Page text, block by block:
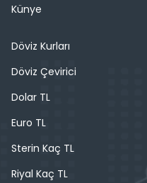
Künye
Döviz Kurları
Döviz Çevirici
Dolar TL
Euro TL
Sterin Kaç TL
Riyal Kaç TL